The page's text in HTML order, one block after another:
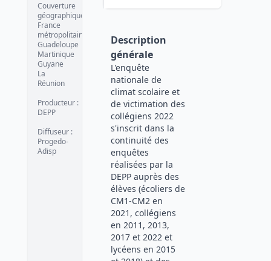
Couverture
géographique
France
métropolitaine
Guadeloupe
Martinique
Guyane
La
Réunion
Producteur :
DEPP
Diffuseur :
Progedo-
Adisp
Description
générale
L'enquête
nationale de
climat scolaire et
de victimation des
collégiens 2022
s'inscrit dans la
continuité des
enquêtes
réalisées par la
DEPP auprès des
élèves (écoliers de
CM1-CM2 en
2021, collégiens
en 2011, 2013,
2017 et 2022 et
lycéens en 2015